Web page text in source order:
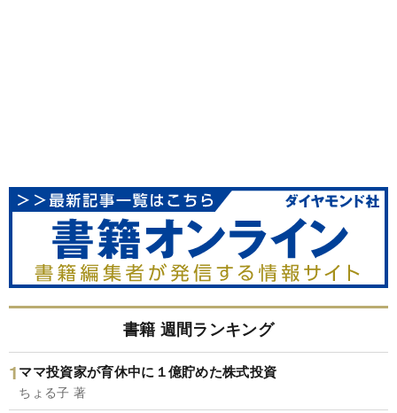
書籍 週間ランキング
ママ投資家が育休中に１億貯めた株式投資
ちょる子 著